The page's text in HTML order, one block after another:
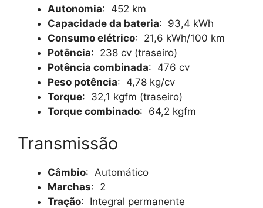
Autonomia: 452 km
Capacidade da bateria: 93,4 kWh
Consumo elétrico: 21,6 kWh/100 km
Potência: 238 cv (traseiro)
Potência combinada: 476 cv
Peso potência: 4,78 kg/cv
Torque: 32,1 kgfm (traseiro)
Torque combinado: 64,2 kgfm
Transmissão
Câmbio: Automático
Marchas: 2
Tração: Integral permanente